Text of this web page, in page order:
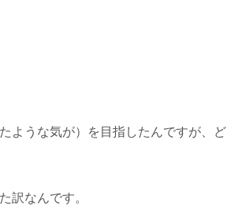
ような気が）を目指したんですが、ど
訳なんです。